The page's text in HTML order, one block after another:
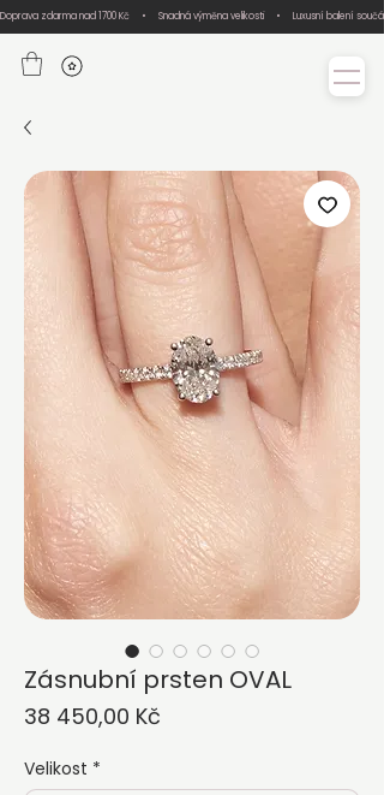
Doprava zdarma nad 1700 Kč     •     Snadná výměna velikosti     •     Luxusní balení
Zásnubní prsten OVAL
38 450,00 Kč
Velikost *